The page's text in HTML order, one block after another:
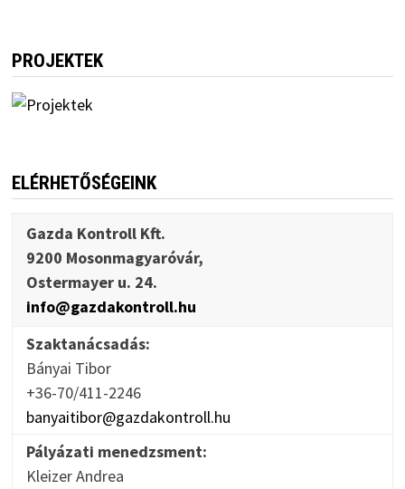
PROJEKTEK
ELÉRHETŐSÉGEINK
Gazda Kontroll Kft.
9200 Mosonmagyaróvár,
Ostermayer u. 24.
info@gazdakontroll.hu
Szaktanácsadás:
Bányai Tibor
+36-70/411-2246
banyaitibor@gazdakontroll.hu
Pályázati menedzsment:
Kleizer Andrea